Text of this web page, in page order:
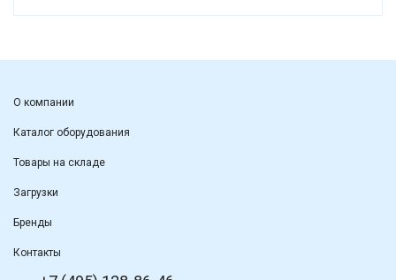
О компании
Каталог оборудования
Товары на складе
Загрузки
Бренды
Контакты